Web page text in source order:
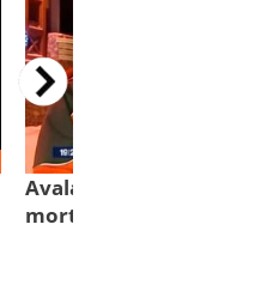
Avalanche des Deux-
morts, 3 blessés graves